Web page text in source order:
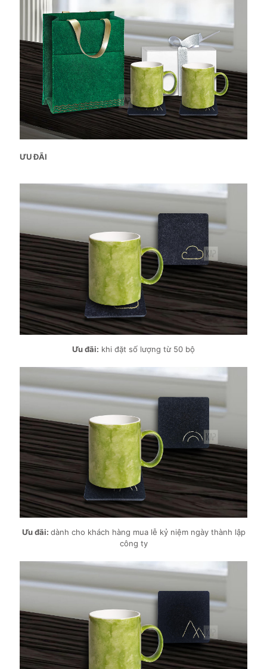
ƯU ĐÃI
Ưu đãi: khi đặt số lượng từ 50 bộ
Ưu đãi: dành cho khách hàng mua lễ kỷ niệm ngày thành lập
công ty